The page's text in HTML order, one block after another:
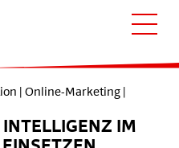
| Online-Marketing |
INTELLIGENZ IM